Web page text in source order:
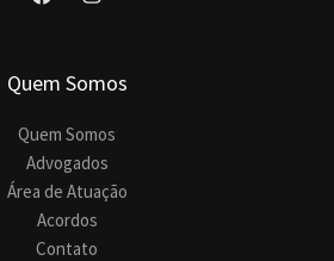
Quem Somos
Quem Somos
Advogados
Área de Atuação
Acordos
Contato